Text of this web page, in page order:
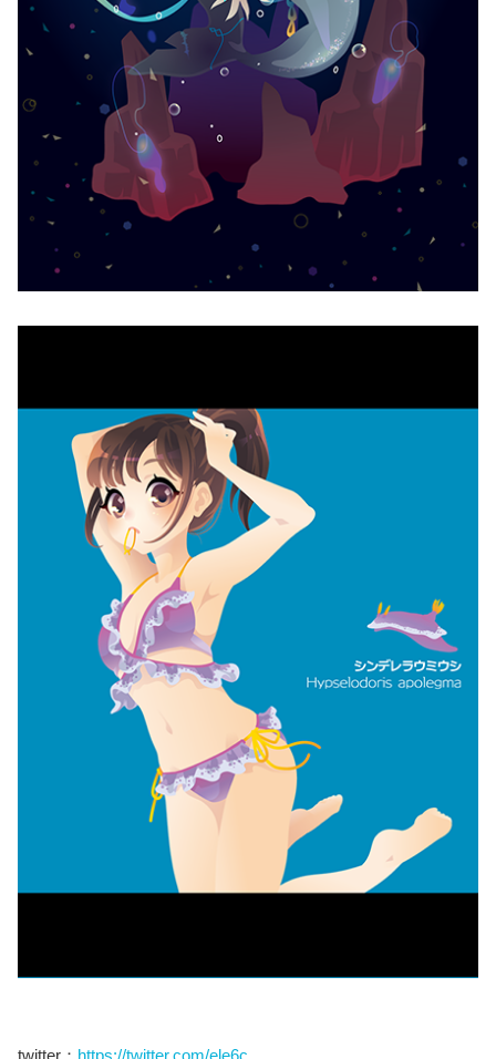
twitter： https://twitter.com/ele6c